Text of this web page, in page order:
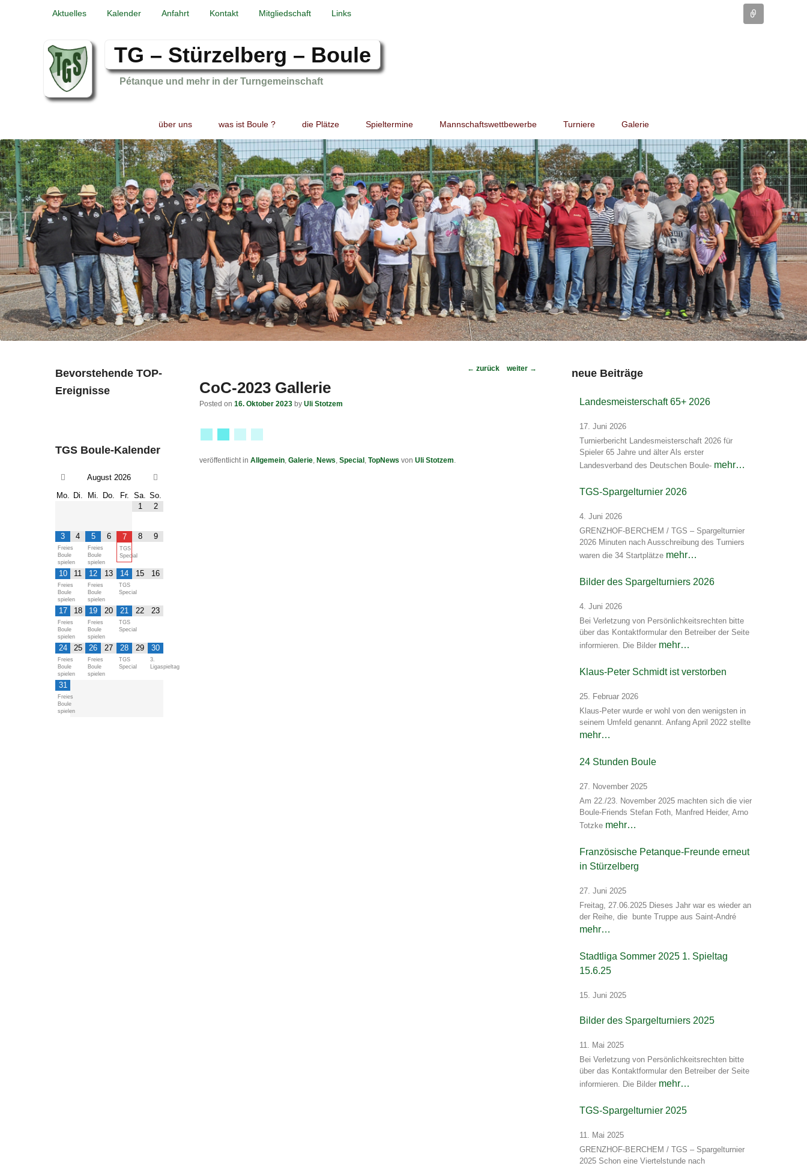
Aktuelles Kalender Anfahrt Kontakt Mitgliedschaft Links
TG – Stürzelberg – Boule
Pétanque und mehr in der Turngemeinschaft
primary
content
secondary
content
über uns was ist Boule ? die Plätze Spieltermine Mannschaftswettbewerbe Turniere Galerie
Post
← zurück weiter →
CoC-2023 Gallerie
Posted on 16. Oktober 2023 by Uli Stotzem
veröffentlicht in Allgemein Galerie News Special TopNews von Uli Stotzem
neue Beiträge
Landesmeisterschaft 65+ 2026
17. Juni 2026
Turnierbericht Landesmeisterschaft 2026 für
Spieler 65 Jahre und älter Als erster
Landesverband des Deutschen Boule- mehr…
TGS-Spargelturnier 2026
4. Juni 2026
GRENZHOF-BERCHEM / TGS – Spargelturnier
2026 Minuten nach Ausschreibung des Turniers
waren die 34 Startplätze mehr…
Bilder des Spargelturniers 2026
4. Juni 2026
Bei Verletzung von Persönlichkeitsrechten bitte
über das Kontaktformular den Betreiber der Seite
informieren. Die Bilder mehr…
Klaus-Peter Schmidt ist verstorben
25. Februar 2026
Klaus-Peter wurde er wohl von den wenigsten in
seinem Umfeld genannt. Anfang April 2022 stellte
mehr…
24 Stunden Boule
27. November 2025
Am 22./23. November 2025 machten sich die vier
Boule-Friends Stefan Foth, Manfred Heider, Arno
Totzke mehr…
Französische Petanque-Freunde erneut
in Stürzelberg
27. Juni 2025
Freitag, 27.06.2025 Dieses Jahr war es wieder an
der Reihe, die bunte Truppe aus Saint-André
mehr…
Stadtliga Sommer 2025 1. Spieltag
15.6.25
15. Juni 2025
Bilder des Spargelturniers 2025
11. Mai 2025
Bei Verletzung von Persönlichkeitsrechten bitte
über das Kontaktformular den Betreiber der Seite
informieren. Die Bilder mehr…
TGS-Spargelturnier 2025
11. Mai 2025
GRENZHOF-BERCHEM / TGS – Spargelturnier
2025 Schon eine Viertelstunde nach
Bevorstehende TOP-
Ereignisse
TGS Boule-Kalender
August 2026
Mo. Di. Mi. Do. Fr. Sa. So.
1
2
3
Freies
Boule
spielen
4 5
Freies
Boule
spielen
6 7
TGS
Special
8 9
10
Freies
Boule
spielen
11 12
Freies
Boule
spielen
13 14
TGS
Special
15 16
17
Freies
Boule
spielen
18 19
Freies
Boule
spielen
20 21
TGS
Special
22 23
24
Freies
Boule
spielen
25 26
Freies
Boule
spielen
27 28
TGS
Special
29 30
3.
Ligaspieltag
31
Freies
Boule
spielen